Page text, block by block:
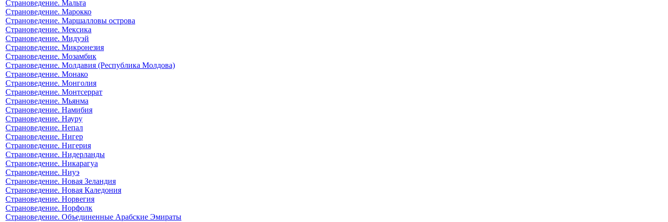
Страноведение. Мальта
Страноведение. Марокко
Страноведение. Маршалловы острова
Страноведение. Мексика
Страноведение. Мидуэй
Страноведение. Микронезия
Страноведение. Мозамбик
Страноведение. Молдавия (Республика Молдова)
Страноведение. Монако
Страноведение. Монголия
Страноведение. Монтсеррат
Страноведение. Мьянма
Страноведение. Намибия
Страноведение. Науру
Страноведение. Непал
Страноведение. Нигер
Страноведение. Нигерия
Страноведение. Нидерланды
Страноведение. Никарагуа
Страноведение. Ниуэ
Страноведение. Новая Зеландия
Страноведение. Новая Каледония
Страноведение. Норвегия
Страноведение. Норфолк
Страноведение. Объединенные Арабские Эмираты